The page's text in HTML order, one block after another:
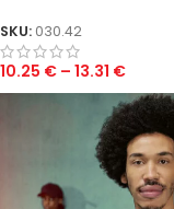
SKU: 030.42
10.25 € – 13.31 €